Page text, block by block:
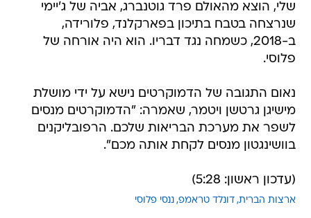
שלי, הוצא מהאולם פרד גוטנברג, אביה של ג'יימי
שנרצחה בטבח בתיכון בפארקלנד, פלורידה,
ב-2018, כשמחה נגד דבריו. הוא היה אורחה של
פלוסי.
נאום התגובה של הדמוקרטים נישא על ידי מושלת
מישיגן גרטשן ויטמר, שאמרה: "הדמוקרטים מנסים
לשפר את מערכת הבריאות שלכם. הרפובליקנים
בוושינגטון מנסים לקחת אותה מכם".
(עדכון ראשון: 5:28)
ארצות הברית דונלד טראמפ ננסי פלוסי